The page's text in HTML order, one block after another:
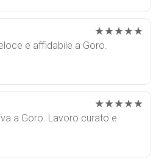
★★★★★
e affidabile a Goro.
★★★★★
a Goro. Lavoro curato e